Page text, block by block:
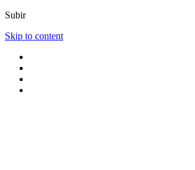
Subir
Skip to content